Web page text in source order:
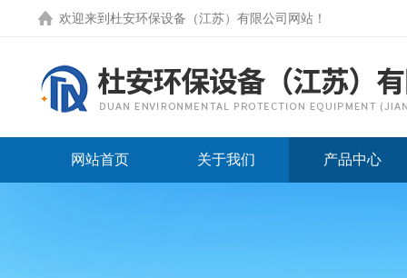
欢迎来到 杜安环保设备（江苏）有限公司网站 ！
网站首页 关于我们 产品中心